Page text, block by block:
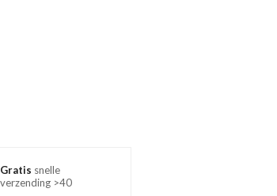
Gratis snelle
verzending >40